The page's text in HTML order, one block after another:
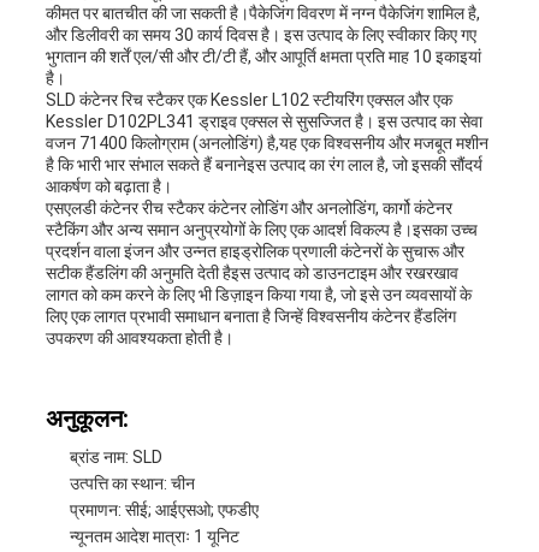
कीमत पर बातचीत की जा सकती है।पैकेजिंग विवरण में नग्न पैकेजिंग शामिल है,
और डिलीवरी का समय 30 कार्य दिवस है। इस उत्पाद के लिए स्वीकार किए गए
भुगतान की शर्तें एल/सी और टी/टी हैं, और आपूर्ति क्षमता प्रति माह 10 इकाइयां
है।
SLD कंटेनर रिच स्टैकर एक Kessler L102 स्टीयरिंग एक्सल और एक
Kessler D102PL341 ड्राइव एक्सल से सुसज्जित है। इस उत्पाद का सेवा
वजन 71400 किलोग्राम (अनलोडिंग) है,यह एक विश्वसनीय और मजबूत मशीन
है कि भारी भार संभाल सकते हैं बनानेइस उत्पाद का रंग लाल है, जो इसकी सौंदर्य
आकर्षण को बढ़ाता है।
एसएलडी कंटेनर रीच स्टैकर कंटेनर लोडिंग और अनलोडिंग, कार्गो कंटेनर
स्टैकिंग और अन्य समान अनुप्रयोगों के लिए एक आदर्श विकल्प है।इसका उच्च
प्रदर्शन वाला इंजन और उन्नत हाइड्रोलिक प्रणाली कंटेनरों के सुचारू और
सटीक हैंडलिंग की अनुमति देती हैइस उत्पाद को डाउनटाइम और रखरखाव
लागत को कम करने के लिए भी डिज़ाइन किया गया है, जो इसे उन व्यवसायों के
लिए एक लागत प्रभावी समाधान बनाता है जिन्हें विश्वसनीय कंटेनर हैंडलिंग
उपकरण की आवश्यकता होती है।
अनुकूलन:
ब्रांड नाम: SLD
उत्पत्ति का स्थान: चीन
प्रमाणन: सीई; आईएसओ; एफडीए
न्यूनतम आदेश मात्राः 1 यूनिट